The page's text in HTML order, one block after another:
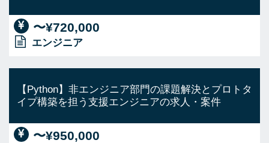
〜¥720,000
エンジニア
【Python】非エンジニア部門の課題解決とプロトタ
イプ構築を担う支援エンジニアの求人・案件
〜¥950,000